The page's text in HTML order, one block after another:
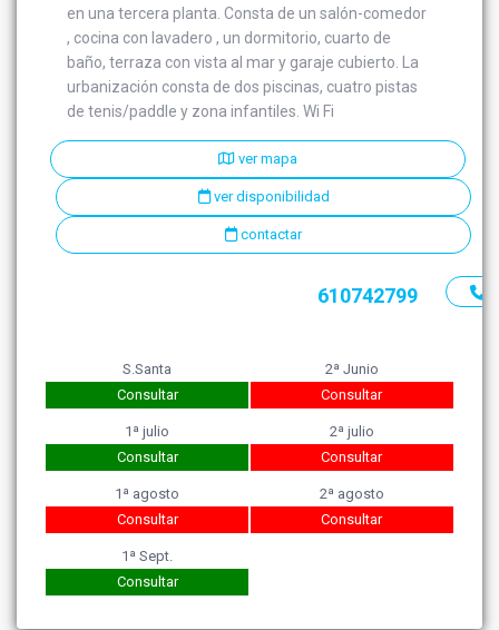
en una tercera planta. Consta de un salón-comedor
, cocina con lavadero , un dormitorio, cuarto de
baño, terraza con vista al mar y garaje cubierto. La
urbanización consta de dos piscinas, cuatro pistas
de tenis/paddle y zona infantiles. Wi Fi
ver mapa
ver disponibilidad
contactar
610742799
S.Santa
Consultar
2ª Junio
Consultar
1ª julio
Consultar
2ª julio
Consultar
1ª agosto
Consultar
2ª agosto
Consultar
1ª Sept.
Consultar